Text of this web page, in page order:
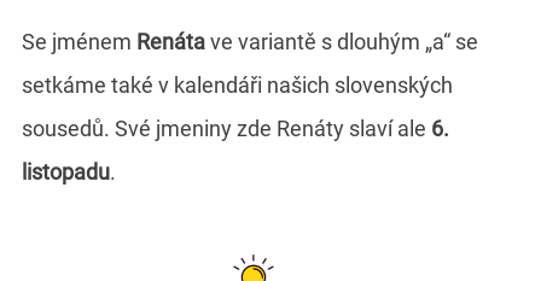
Se jménem Renátave variantě s dlouhým „a“ se
setkáme také v kalendáři našich slovenských
sousedů. Své jmeniny zde Renáty slaví ale 6.
listopadu.